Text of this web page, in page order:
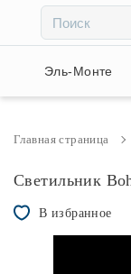
Акции и
Эль-Монте
Главная страница
Светильник
В избранное